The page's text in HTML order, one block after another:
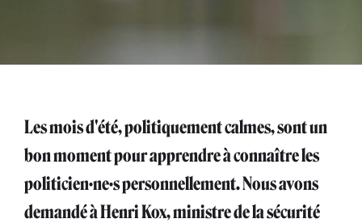
Les mois d'été, politiquement calmes, sont un
bon moment pour apprendre à connaître les
politicien·ne·s personnellement. Nous avons
demandé à Henri Kox, ministre de la sécurité